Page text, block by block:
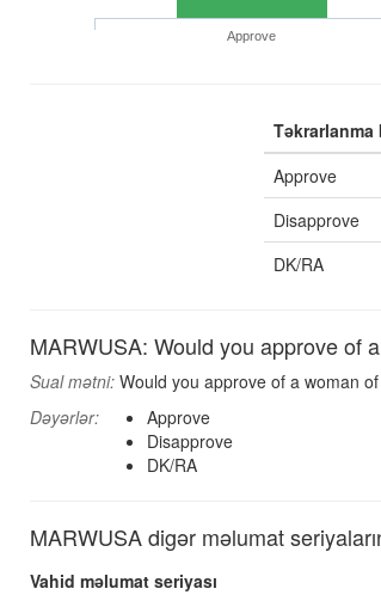
Approve
Approve
Disapprove
DK/RA
MARWUSA: Would you approve of
Sual mətni: Would you approve of a woman
Dəyərlər:
Approve
Disapprove
DK/RA
MARWUSA digər məlumat
Vahid məlumat seriyası